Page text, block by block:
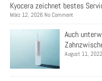
Kyocera zeichnet bestes
März 12, 2026 No Comment
Auch
August 11,